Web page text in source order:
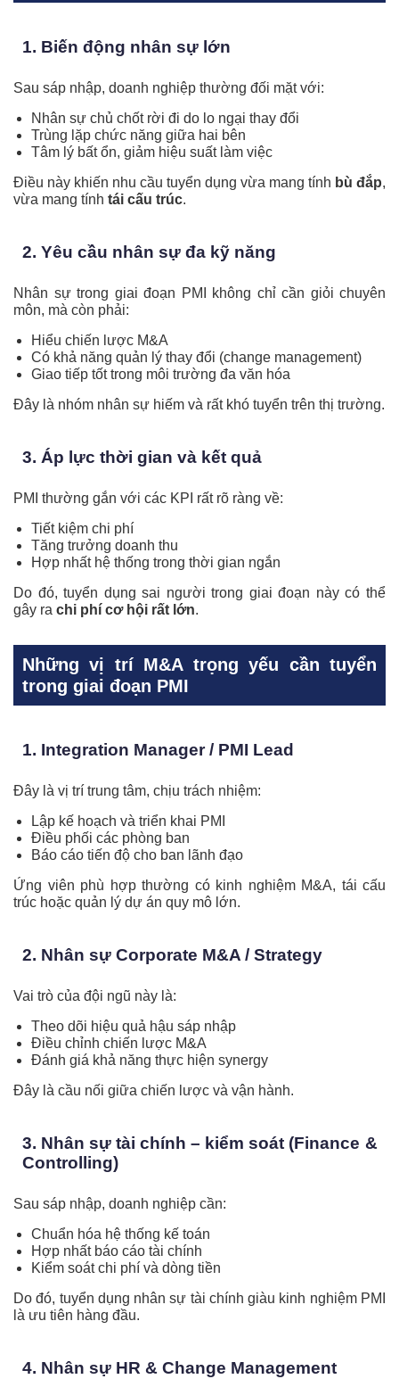
1. Biến động nhân sự lớn
Sau sáp nhập, doanh nghiệp thường đối mặt với:
Nhân sự chủ chốt rời đi do lo ngại thay đổi
Trùng lặp chức năng giữa hai bên
Tâm lý bất ổn, giảm hiệu suất làm việc
Điều này khiến nhu cầu tuyển dụng vừa mang tính bù đắp,
vừa mang tính tái cấu trúc.
2. Yêu cầu nhân sự đa kỹ năng
Nhân sự trong giai đoạn PMI không chỉ cần giỏi chuyên
môn, mà còn phải:
Hiểu chiến lược M&A
Có khả năng quản lý thay đổi (change management)
Giao tiếp tốt trong môi trường đa văn hóa
Đây là nhóm nhân sự hiếm và rất khó tuyển trên thị trường.
3. Áp lực thời gian và kết quả
PMI thường gắn với các KPI rất rõ ràng về:
Tiết kiệm chi phí
Tăng trưởng doanh thu
Hợp nhất hệ thống trong thời gian ngắn
Do đó, tuyển dụng sai người trong giai đoạn này có thể
gây ra chi phí cơ hội rất lớn.
Những vị trí M&A trọng yếu cần tuyển
trong giai đoạn PMI
1. Integration Manager / PMI Lead
Đây là vị trí trung tâm, chịu trách nhiệm:
Lập kế hoạch và triển khai PMI
Điều phối các phòng ban
Báo cáo tiến độ cho ban lãnh đạo
Ứng viên phù hợp thường có kinh nghiệm M&A, tái cấu
trúc hoặc quản lý dự án quy mô lớn.
2. Nhân sự Corporate M&A / Strategy
Vai trò của đội ngũ này là:
Theo dõi hiệu quả hậu sáp nhập
Điều chỉnh chiến lược M&A
Đánh giá khả năng thực hiện synergy
Đây là cầu nối giữa chiến lược và vận hành.
3. Nhân sự tài chính – kiểm soát (Finance &
Controlling)
Sau sáp nhập, doanh nghiệp cần:
Chuẩn hóa hệ thống kế toán
Hợp nhất báo cáo tài chính
Kiểm soát chi phí và dòng tiền
Do đó, tuyển dụng nhân sự tài chính giàu kinh nghiệm PMI
là ưu tiên hàng đầu.
4. Nhân sự HR & Change Management